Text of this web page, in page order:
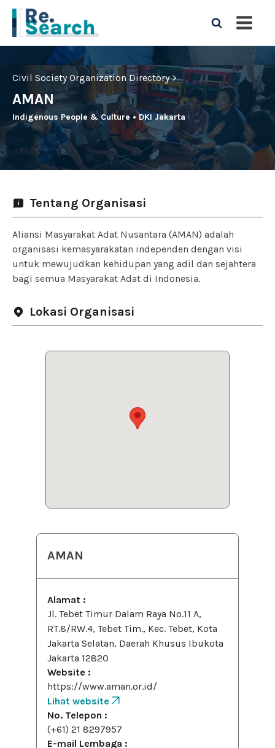
Civil Society Organization Directory >
AMAN
Indigenous People & Culture• DKI Jakarta
Tentang Organisasi
Aliansi Masyarakat Adat Nusantara (AMAN) adalah
organisasi kemasyarakatan independen dengan visi
untuk mewujudkan kehidupan yang adil dan sejahtera
bagi semua Masyarakat Adat di Indonesia.
Lokasi Organisasi
AMAN
Alamat :
Jl. Tebet Timur Dalam Raya No.11 A,
RT.8/RW.4, Tebet Tim., Kec. Tebet, Kota
Jakarta Selatan, Daerah Khusus Ibukota
Jakarta 12820
Website :
https://www.aman.or.id/
Lihat website
No. Telepon :
(+61) 21 8297957
E-mail Lembaga :